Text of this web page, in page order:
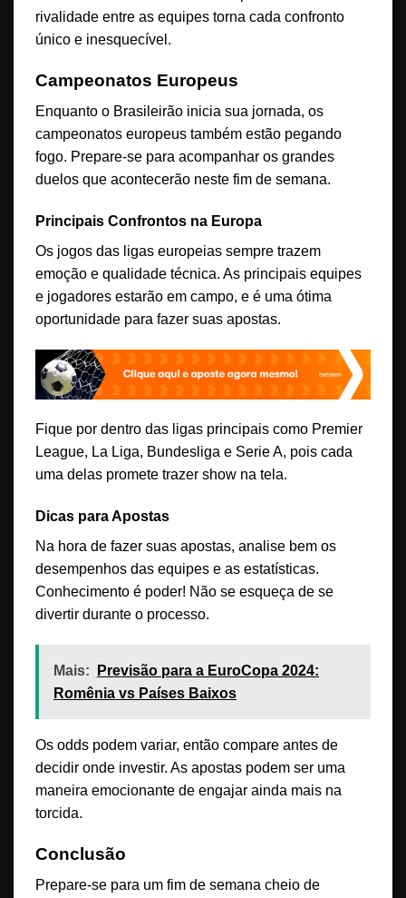
rivalidade entre as equipes torna cada confronto
único e inesquecível.
Campeonatos Europeus
Enquanto o Brasileirão inicia sua jornada, os
campeonatos europeus também estão pegando
fogo. Prepare-se para acompanhar os grandes
duelos que acontecerão neste fim de semana.
Principais Confrontos na Europa
Os jogos das ligas europeias sempre trazem
emoção e qualidade técnica. As principais equipes
e jogadores estarão em campo, e é uma ótima
oportunidade para fazer suas apostas.
Fique por dentro das ligas principais como Premier
League, La Liga, Bundesliga e Serie A, pois cada
uma delas promete trazer show na tela.
Dicas para Apostas
Na hora de fazer suas apostas, analise bem os
desempenhos das equipes e as estatísticas.
Conhecimento é poder! Não se esqueça de se
divertir durante o processo.
Mais:
Previsão para a EuroCopa 2024:
Romênia vs Países Baixos
Os odds podem variar, então compare antes de
decidir onde investir. As apostas podem ser uma
maneira emocionante de engajar ainda mais na
torcida.
Conclusão
Prepare-se para um fim de semana cheio de